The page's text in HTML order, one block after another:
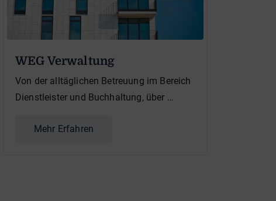
WEG Verwaltung
Von der alltäglichen Betreuung im Bereich
Dienstleister und Buchhaltung, über …
Mehr Erfahren